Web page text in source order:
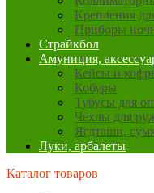
Крепления
Приборы
Страйкбол
Амуниция,
Кейсы и
Кобуры
Тубусы для
Чехлы для
Ягдташи,
Луки, арбалеты
Каталог товаров